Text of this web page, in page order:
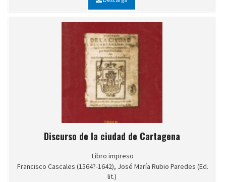
Discurso de la ciudad de Cartagena
Libro impreso
Francisco Cascales (1564?-1642), José María Rubio Paredes (Ed.
lit.)